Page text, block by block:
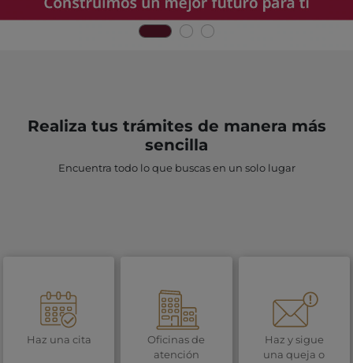
Realiza tus trámites de manera más
sencilla
Encuentra todo lo que buscas en un solo lugar
Haz una cita
Oficinas de
atención
Haz y sigue
una queja o